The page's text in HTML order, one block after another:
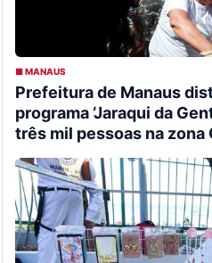
■ MANAUS
Prefeitura de Manaus
programa ‘Jaraqui da
três mil pessoas na zona